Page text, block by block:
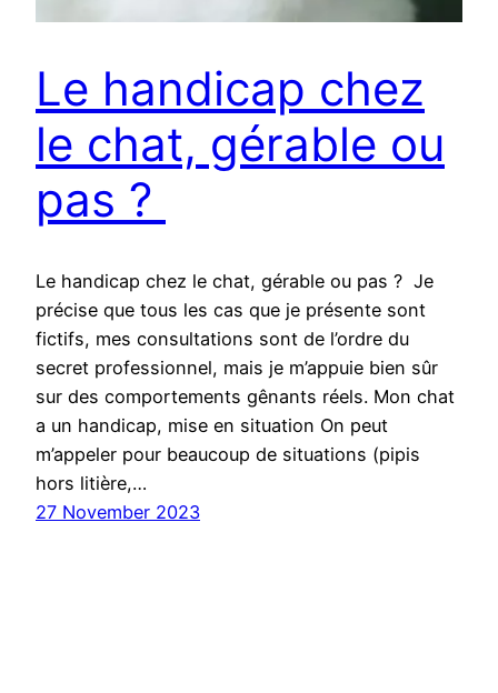
Le handicap chez
le chat, gérable ou
pas ?
Le handicap chez le chat, gérable ou pas ? Je
précise que tous les cas que je présente sont
fictifs, mes consultations sont de l’ordre du
secret professionnel, mais je m’appuie bien sûr
sur des comportements gênants réels. Mon chat
a un handicap, mise en situation On peut
m’appeler pour beaucoup de situations (pipis
hors litière,…
27 November 2023